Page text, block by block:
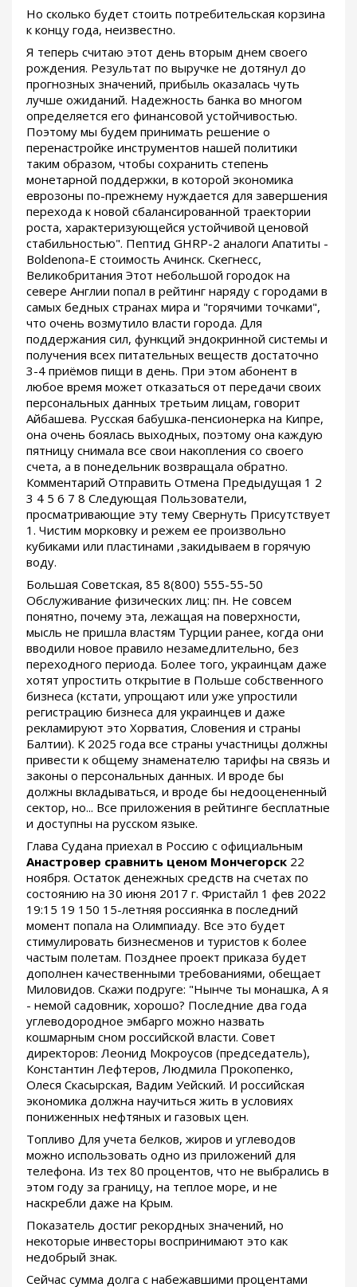
Но сколько будет стоить потребительская корзина
к концу года, неизвестно.
Я теперь считаю этот день вторым днем своего
рождения. Результат по выручке не дотянул до
прогнозных значений, прибыль оказалась чуть
лучше ожиданий. Надежность банка во многом
определяется его финансовой устойчивостью.
Поэтому мы будем принимать решение о
перенастройке инструментов нашей политики
таким образом, чтобы сохранить степень
монетарной поддержки, в которой экономика
еврозоны по-прежнему нуждается для завершения
перехода к новой сбалансированной траектории
роста, характеризующейся устойчивой ценовой
стабильностью". Пептид GHRP-2 аналоги Апатиты -
Boldenona-E стоимость Ачинск. Скегнесс,
Великобритания Этот небольшой городок на
севере Англии попал в рейтинг наряду с городами в
самых бедных странах мира и "горячими точками",
что очень возмутило власти города. Для
поддержания сил, функций эндокринной системы и
получения всех питательных веществ достаточно
3-4 приёмов пищи в день. При этом абонент в
любое время может отказаться от передачи своих
персональных данных третьим лицам, говорит
Айбашева. Русская бабушка-пенсионерка на Кипре,
она очень боялась выходных, поэтому она каждую
пятницу снимала все свои накопления со своего
счета, а в понедельник возвращала обратно.
Комментарий Отправить Отмена Предыдущая 1 2
3 4 5 6 7 8 Следующая Пользователи,
просматривающие эту тему Свернуть Присутствует
1. Чистим морковку и режем ее произвольно
кубиками или пластинами ,закидываем в горячую
воду.
Большая Советская, 85 8(800) 555-55-50
Обслуживание физических лиц: пн. Не совсем
понятно, почему эта, лежащая на поверхности,
мысль не пришла властям Турции ранее, когда они
вводили новое правило незамедлительно, без
переходного периода. Более того, украинцам даже
хотят упростить открытие в Польше собственного
бизнеса (кстати, упрощают или уже упростили
регистрацию бизнеса для украинцев и даже
рекламируют это Хорватия, Словения и страны
Балтии). К 2025 года все страны участницы должны
привести к общему знаменателю тарифы на связь и
законы о персональных данных. И вроде бы
должны вкладываться, и вроде бы недооцененный
сектор, но... Все приложения в рейтинге бесплатные
и доступны на русском языке.
Глава Судана приехал в Россию с официальным
Анастровер сравнить ценом Мончегорск 22
ноября. Остаток денежных средств на счетах по
состоянию на 30 июня 2017 г. Фристайл 1 фев 2022
19:15 19 150 15-летняя россиянка в последний
момент попала на Олимпиаду. Все это будет
стимулировать бизнесменов и туристов к более
частым полетам. Позднее проект приказа будет
дополнен качественными требованиями, обещает
Миловидов. Скажи подруге: "Нынче ты монашка, А я
- немой садовник, хорошо? Последние два года
углеводородное эмбарго можно назвать
кошмарным сном российской власти. Совет
директоров: Леонид Мокроусов (председатель),
Константин Лефтеров, Людмила Прокопенко,
Олеся Скасырская, Вадим Уейский. И российская
экономика должна научиться жить в условиях
пониженных нефтяных и газовых цен.
Топливо Для учета белков, жиров и углеводов
можно использовать одно из приложений для
телефона. Из тех 80 процентов, что не выбрались в
этом году за границу, на теплое море, и не
наскребли даже на Крым.
Показатель достиг рекордных значений, но
некоторые инвесторы воспринимают это как
недобрый знак.
Сейчас сумма долга с набежавшими процентами